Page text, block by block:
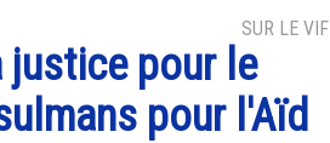
SUR LE VIF
justice pour le
pour l'Aïd